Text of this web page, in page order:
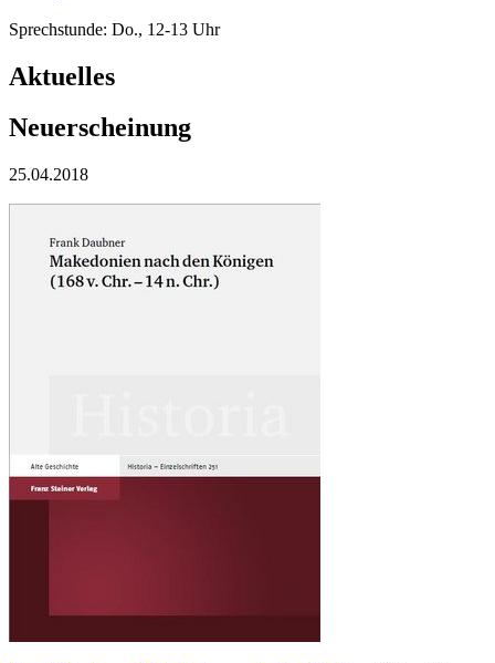
Sprechstunde: Do., 12-13 Uhr
Aktuelles
Neuerscheinung
25.04.2018